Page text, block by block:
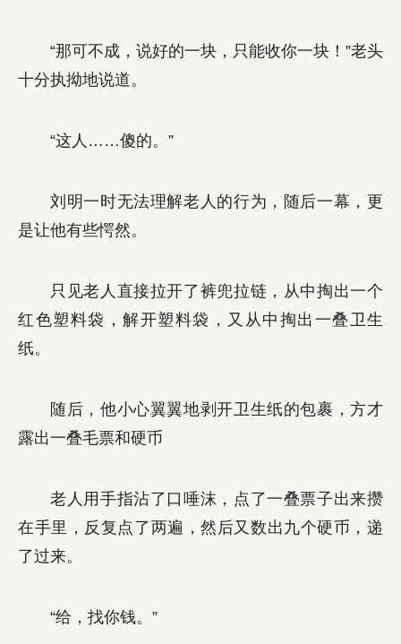
“那可不成，说好的一块，只能收你一块！”老头
十分执拗地说道。
“这人……傻的。”
刘明一时无法理解老人的行为，随后一幕，更
是让他有些愕然。
只见老人直接拉开了裤兜拉链，从中掏出一个
红色塑料袋，解开塑料袋，又从中掏出一叠卫生
纸。
随后，他小心翼翼地剥开卫生纸的包裹，方才
露出一叠毛票和硬币
老人用手指沾了口唾沫，点了一叠票子出来攒
在手里，反复点了两遍，然后又数出九个硬币，递
了过来。
“给，找你钱。”